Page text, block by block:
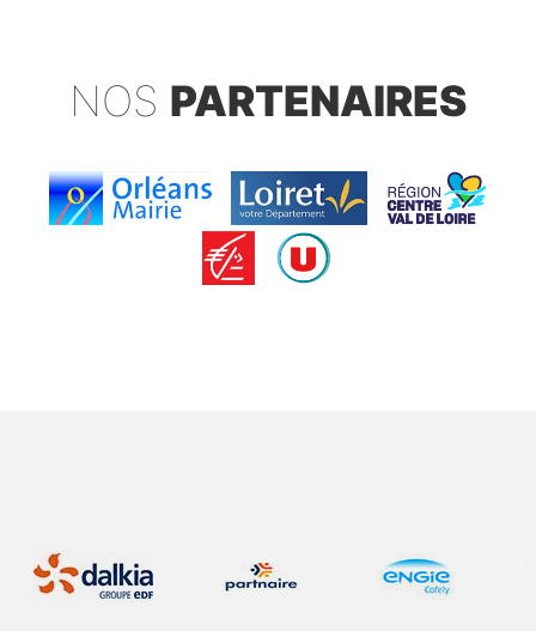
NOS PARTENAIRES